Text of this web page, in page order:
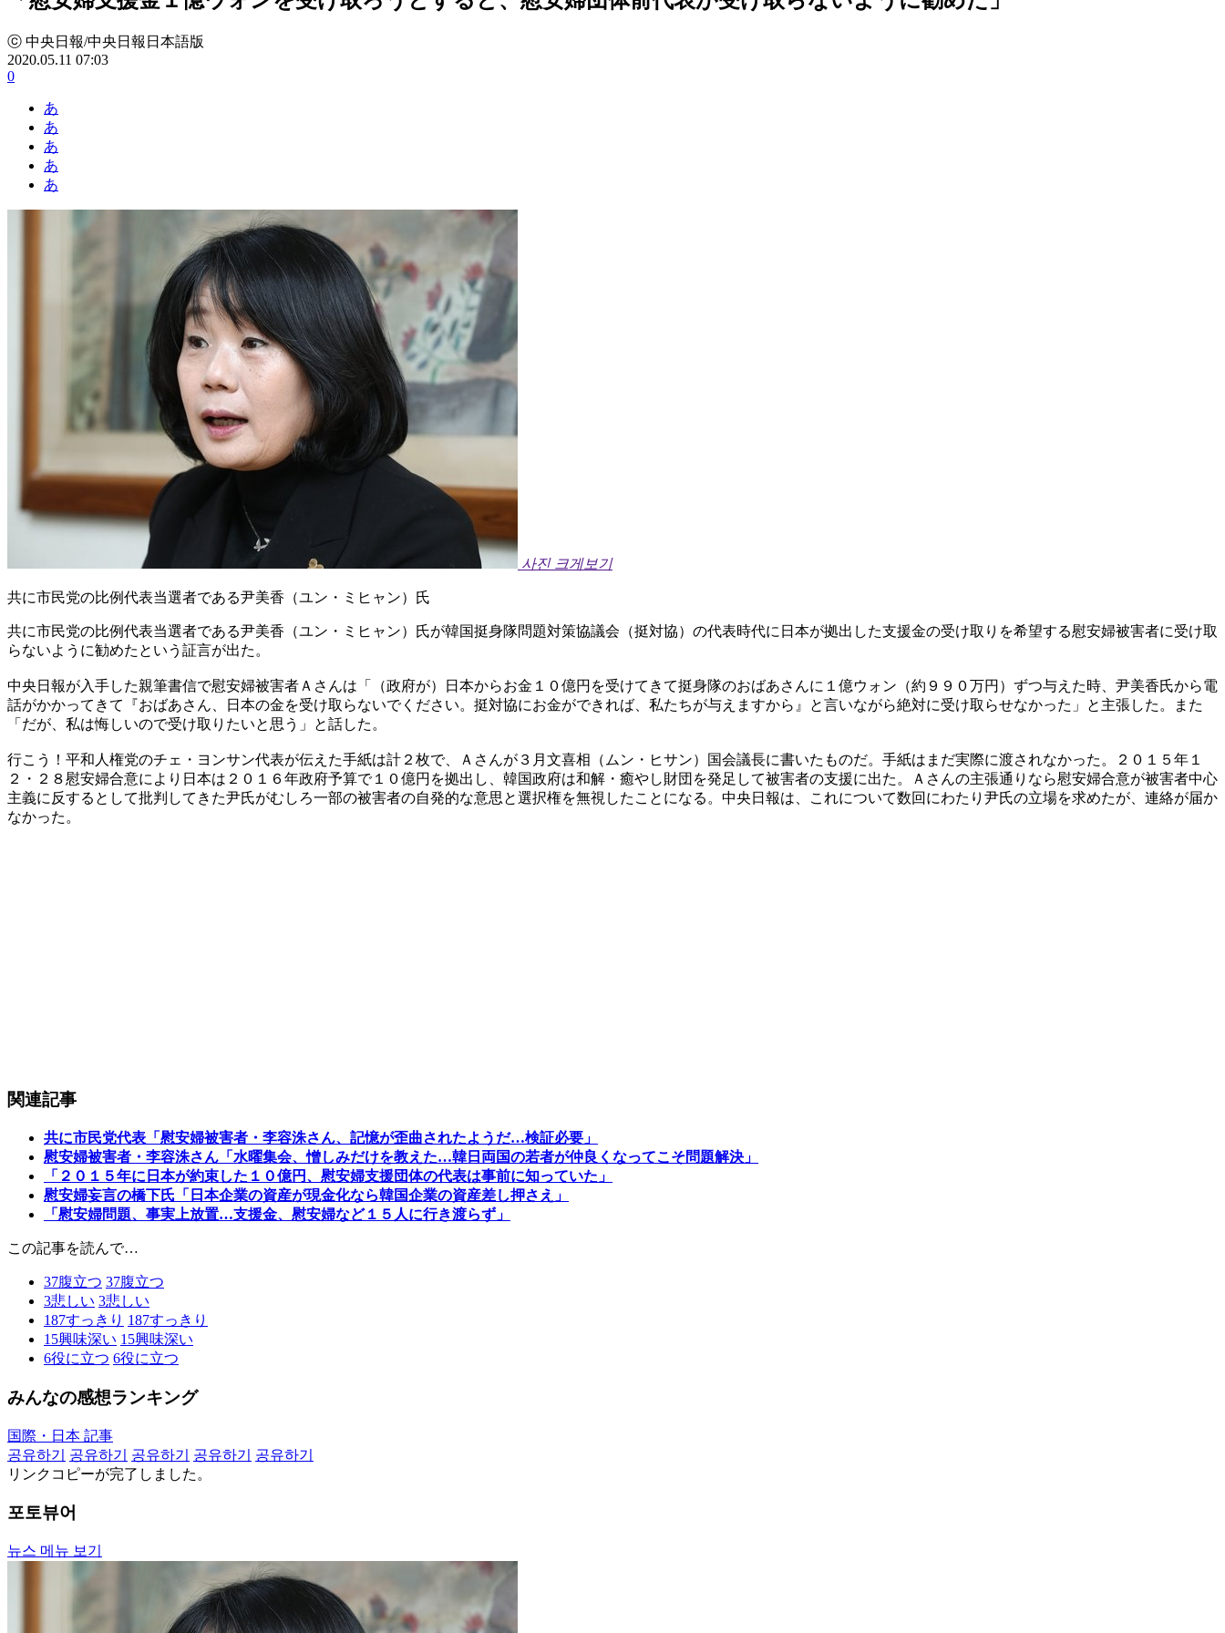
ⓒ 中央日報/中央日報日本語版
2020.05.11 07:03
0
あ
あ
あ
あ
あ
사진 크게보기
共に市民党の比例代表当選者である尹美香（ユン・ミヒャン）氏
共に市民党の比例代表当選者である尹美香（ユン・ミヒャン）氏が韓国挺身隊問題対策協議会（挺対協）の代表時代に日本が拠出した支援金の受け取りを希望する慰安婦被害者に受け取
らないように勧めたという証言が出た。
中央日報が入手した親筆書信で慰安婦被害者Ａさんは「（政府が）日本からお金１０億円を受けてきて挺身隊のおばあさんに１億ウォン（約９９０万円）ずつ与えた時、尹美香氏から電
話がかかってきて『おばあさん、日本の金を受け取らないでください。挺対協にお金ができれば、私たちが与えますから』と言いながら絶対に受け取らせなかった」と主張した。また
「だが、私は悔しいので受け取りたいと思う」と話した。
行こう！平和人権党のチェ・ヨンサン代表が伝えた手紙は計２枚で、Ａさんが３月文喜相（ムン・ヒサン）国会議長に書いたものだ。手紙はまだ実際に渡されなかった。２０１５年１
２・２８慰安婦合意により日本は２０１６年政府予算で１０億円を拠出し、韓国政府は和解・癒やし財団を発足して被害者の支援に出た。Ａさんの主張通りなら慰安婦合意が被害者中心
主義に反するとして批判してきた尹氏がむしろ一部の被害者の自発的な意思と選択権を無視したことになる。中央日報は、これについて数回にわたり尹氏の立場を求めたが、連絡が届か
なかった。
関連記事
共に市民党代表「慰安婦被害者・李容洙さん、記憶が歪曲されたようだ…検証必要」
慰安婦被害者・李容洙さん「水曜集会、憎しみだけを教えた…韓日両国の若者が仲良くなってこそ問題解決」
「２０１５年に日本が約束した１０億円、慰安婦支援団体の代表は事前に知っていた」
慰安婦妄言の橋下氏「日本企業の資産が現金化なら韓国企業の資産差し押さえ」
「慰安婦問題、事実上放置…支援金、慰安婦など１５人に行き渡らず」
この記事を読んで…
37腹立つ 37腹立つ
3悲しい 3悲しい
187すっきり 187すっきり
15興味深い 15興味深い
6役に立つ 6役に立つ
みんなの感想ランキング
国際・日本 記事
공유하기
공유하기 공유하기 공유하기
공유하기
リンクコピーが完了しました。
포토뷰어
뉴스 메뉴 보기